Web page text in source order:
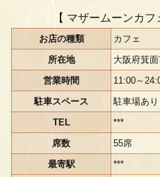
【 マザームーンカフ
お店の種類
カフェ
所在地
大阪府箕
営業時間
11:00～
駐車スペース
駐車場あり
TEL
***
席数
55席
最寄駅
***